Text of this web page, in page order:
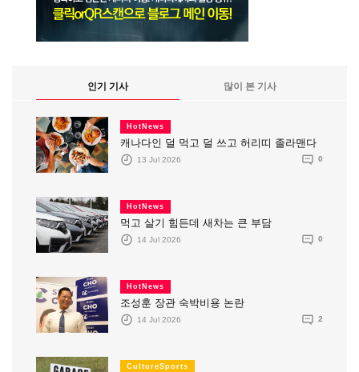
인기 기사 많이 본 기사
HotNews
캐나다인 덜 먹고 덜 쓰고 허리띠 졸라맨다
13 Jul 2026 0
HotNews
먹고 살기 힘든데 새차는 큰 부담
14 Jul 2026 0
HotNews
조성훈 장관 숙박비용 논란
14 Jul 2026 2
CultureSports